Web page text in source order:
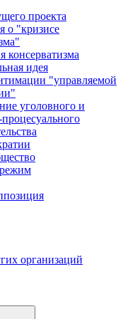
проекта
о "кризисе
консерватизма
идея
"управляемой
уголовного и
организаций